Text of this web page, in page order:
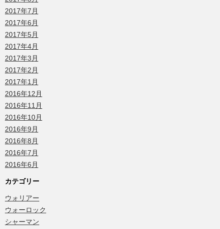
2017年7月
2017年6月
2017年5月
2017年4月
2017年3月
2017年2月
2017年1月
2016年12月
2016年11月
2016年10月
2016年9月
2016年8月
2016年7月
2016年6月
カテゴリー
ウォリアー
ウォーロック
シャーマン